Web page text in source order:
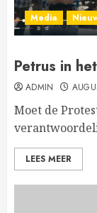
Media
Petrus in
ADMIN
Moet de
LEES MEER